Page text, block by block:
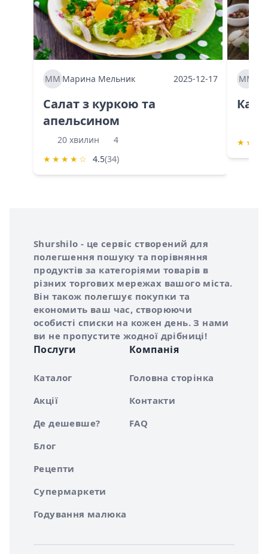
ММ Марина Мельник 2025-12-17
Салат з куркою та
апельсином
20 хвилин
4
★ ★ ★ ★ ☆ 4.5(34)
ММ
★ ★
Про сервіс Shurshilo
Shurshilo - це сервіс створений для
полегшення пошуку та порівняння
продуктів за категоріями товарів в
різних торгових мережах вашого міста.
Він також полегшує покупки та
економить ваш час, створюючи
особисті списки на кожен день. З нами
ви не пропустите жодної дрібниці!
Послуги
Каталог
Акції
Де дешевше?
Блог
Рецепти
Супермаркети
Годування малюка
Компанія
Головна сторінка
Контакти
FAQ